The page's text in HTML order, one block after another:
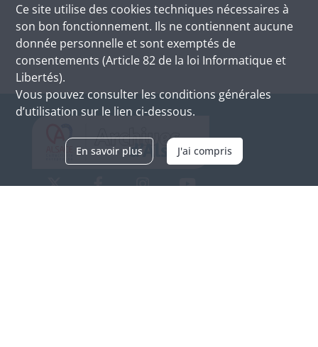
Ce site utilise des cookies techniques nécessaires à
son bon fonctionnement. Ils ne contiennent aucune
donnée personnelle et sont exemptés de
consentements (Article 82 de la loi Informatique et
Libertés).
Vous pouvez consulter les conditions générales
d’utilisation sur le lien ci-dessous.
En savoir plus J'ai compris